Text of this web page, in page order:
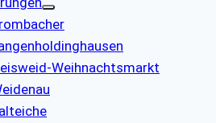
Weihnachtsmarkt